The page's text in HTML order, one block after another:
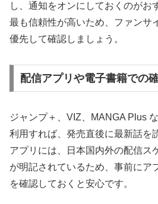
し、通知をオンにしておくのがお
最も信頼性が高いため、ファンサ
優先して確認しましょう。
配信アプリや電子書籍での
ジャンプ＋、VIZ、MANGA Plus
利用すれば、発売直後に最新話を
アプリには、日本国内外の配信ス
が明記されているため、事前にア
を確認しておくと安心です。